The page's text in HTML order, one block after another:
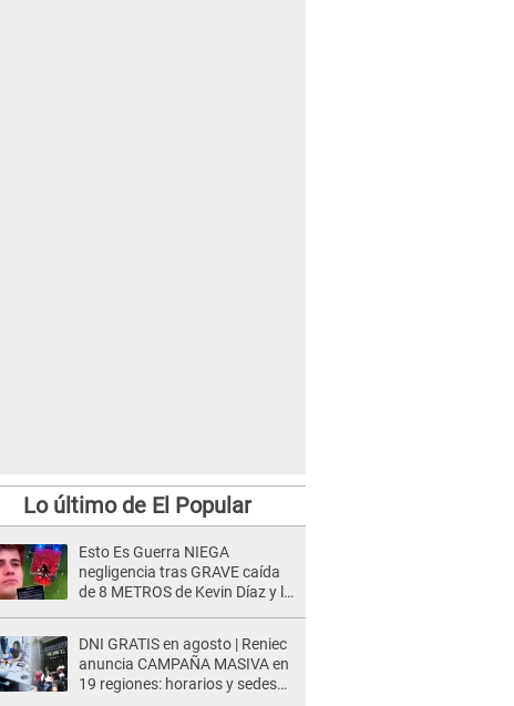
Lo último de El Popular
Esto Es Guerra NIEGA
negligencia tras GRAVE caída
de 8 METROS de Kevin Díaz y lo
DNI GRATIS en agosto | Reniec
anuncia CAMPAÑA MASIVA en
19 regiones: horarios y sedes